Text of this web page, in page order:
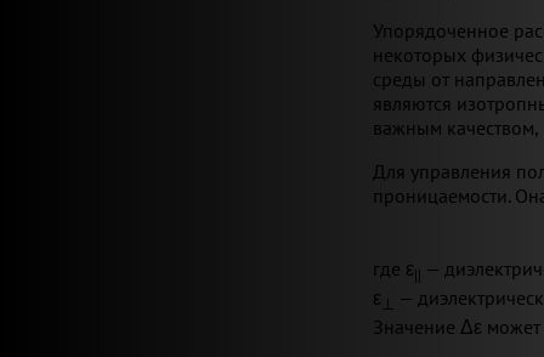
Упорядоченное
некоторых
среды от
являются
важным качеством,
Для управления
проницаемости.
где ε|| —
ε⊥ —
Значение Δε может